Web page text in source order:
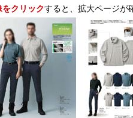
をクリックすると、拡大ページが